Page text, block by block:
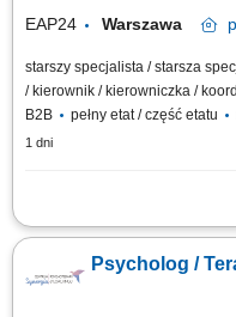
EAP24 Warszawa
starszy specjalista / starsza
/ kierownik / kierowniczka /
B2B
pełny etat / część etatu
1 dni
Opis stanowiska Kompleksowe
Bieżąca komunikacja
programu i dbanie o sprawną
Psycholog /